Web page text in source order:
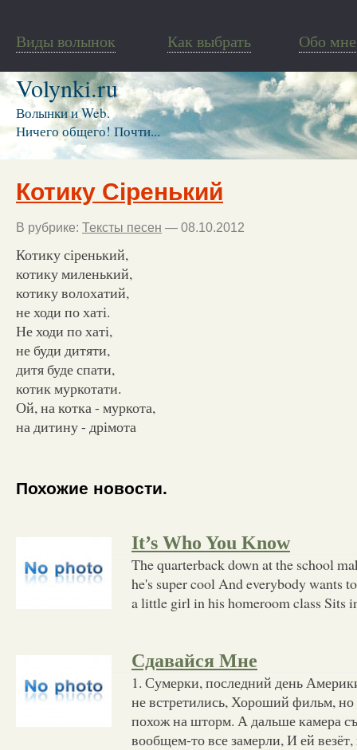
Виды волынок Как выбрать Обо мне
Volynki.ru
Волынки и Web.
Ничего общего! Почти...
Котику Сіренький
В рубрике: Тексты песен — 08.10.2012
Котику сіренький,
котику миленький,
котику волохатий,
не ходи по хаті.
Не ходи по хаті,
не буди дитяти,
дитя буде спати,
котик муркотати.
Ой, на котка - муркота,
на дитину - дрімота
Похожие новости.
It’s Who You Know
The quarterback down at the school
he's super cool And everybody wants
a little girl in his homeroom class Sits
Сдавайся Мне
1. Сумерки, последний день
не встретились, Хороший фильм, но
похож на шторм. А дальше камера
вообщем-то все замерли, И ей